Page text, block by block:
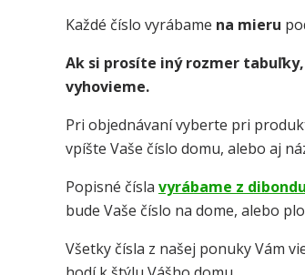
Každé číslo vyrábame na mieru
Ak si prosíte iný rozmer
vyhovieme.
Pri objednávaní vyberte pri
vpíšte Vaše číslo domu, alebo aj
Popisné čísla vyrábame z
bude Vaše číslo na dome, alebo
Všetky čísla z našej ponuky Vám